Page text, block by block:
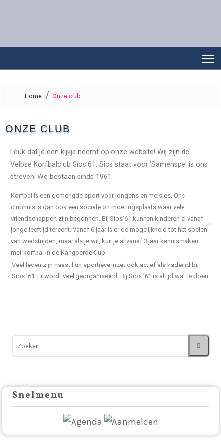
Home Onze club
ONZE CLUB
Leuk dat je een kijkje neemt op onze website! Wij zijn de
Velpse Korfbalclub Sios’61. Sios staat voor ‘Samenspel is ons
streven. We bestaan sinds 1961.
Korfbal is een gemengde sport voor jongens en meisjes. Ons
clubhuis is dan ook een sociale ontmoetingsplaats waar vele
vriendschappen zijn begonnen. Bij Sios’61 kunnen kinderen al vanaf
jonge leeftijd terecht. Vanaf 6 jaar is er de mogelijkheid tot het spelen
van wedstrijden, maar als je wil, kun je al vanaf 3 jaar kennismaken
met korfbal in de KangoeroeKlup.
Veel leden zijn naast hun sportieve inzet ook actief als kaderlid bij
Sios ’61. Er wordt veel georganiseerd. Bij Sios ’61 is altijd wat te doen.
Snelmenu